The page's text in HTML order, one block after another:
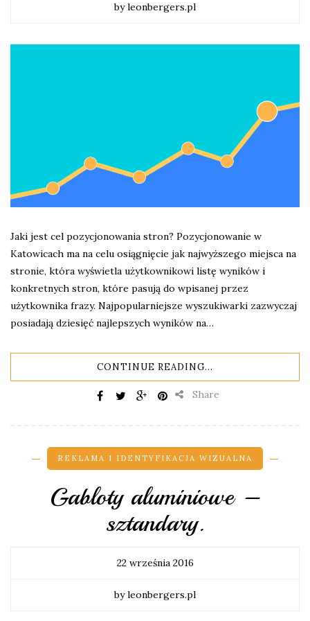
by leonbergers.pl
Jaki jest cel pozycjonowania stron? Pozycjonowanie w
Katowicach ma na celu osiągnięcie jak najwyższego miejsca na
stronie, która wyświetla użytkownikowi listę wyników i
konkretnych stron, które pasują do wpisanej przez
użytkownika frazy. Najpopularniejsze wyszukiwarki zazwyczaj
posiadają dziesięć najlepszych wyników na…
CONTINUE READING...
Share
REKLAMA I IDENTYFIKACJA WIZUALNA
Gabloty aluminiowe –
sztandary.
22 września 2016
by leonbergers.pl